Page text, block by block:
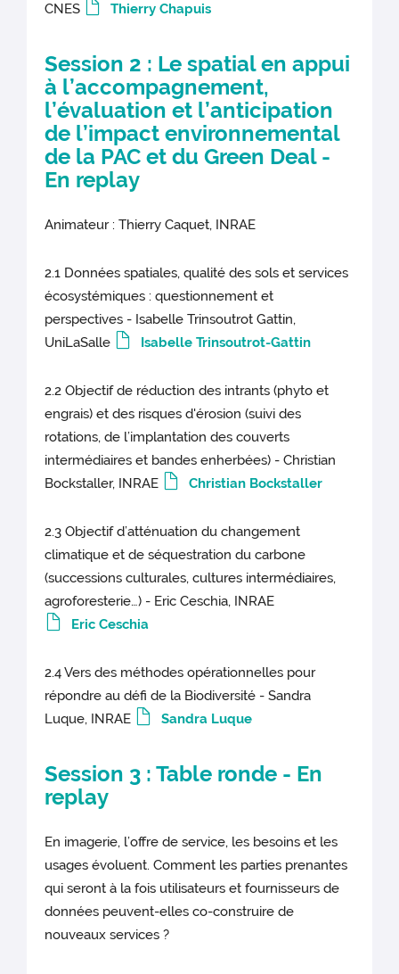
CNES
Thierry Chapuis
Session 2 : Le spatial en appui
à l’accompagnement,
l’évaluation et l’anticipation
de l’impact environnemental
de la PAC et du Green Deal -
En replay
Animateur : Thierry Caquet, INRAE
2.1 Données spatiales, qualité des sols et services
écosystémiques : questionnement et
perspectives - Isabelle Trinsoutrot Gattin,
UniLaSalle
Isabelle Trinsoutrot-Gattin
2.2 Objectif de réduction des intrants (phyto et
engrais) et des risques d'érosion (suivi des
rotations, de l’implantation des couverts
intermédiaires et bandes enherbées) - Christian
Bockstaller, INRAE
Christian Bockstaller
2.3 Objectif d’atténuation du changement
climatique et de séquestration du carbone
(successions culturales, cultures intermédiaires,
agroforesterie…) - Eric Ceschia, INRAE
Eric Ceschia
2.4 Vers des méthodes opérationnelles pour
répondre au défi de la Biodiversité - Sandra
Luque, INRAE
Sandra Luque
Session 3 : Table ronde - En
replay
En imagerie, l’offre de service, les besoins et les
usages évoluent. Comment les parties prenantes
qui seront à la fois utilisateurs et fournisseurs de
données peuvent-elles co-construire de
nouveaux services ?